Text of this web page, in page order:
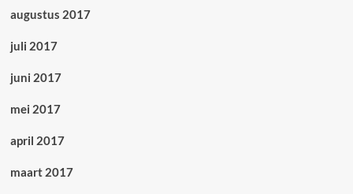
augustus 2017
juli 2017
juni 2017
mei 2017
april 2017
maart 2017